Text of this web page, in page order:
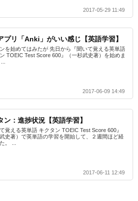
2017-05-29 11:49
プリ「Anki」がいい感じ【英語学習】
を始めてはみたが 先日から『聞いて覚える英単語
TOEIC Test Score 600』（一杉武史著）を始めま
2017-06-09 14:49
ン：進捗状況【英語学習】
て覚える英単語 キクタン TOEIC Test Score 600』
武史著）で英単語の学習を開始して、２週間ほど経
。 ...
2017-06-11 12:49